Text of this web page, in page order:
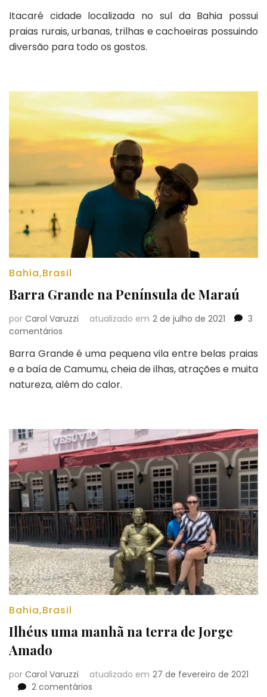
praias,
trilhas
e
Itacaré cidade localizada no sul da Bahia possui
praias rurais, urbanas, trilhas e cachoeiras possuindo
diversão para todo os gostos.
Bahia,Brasil
Barra Grande na Península de Maraú
por Carol Varuzzi atualizado em 2 de julho de 2021
3
comentários
Grande
na
Península
Barra Grande é uma pequena vila entre belas praias
e a baía de Camumu, cheia de ilhas, atrações e muita
natureza, além do calor.
Bahia,Brasil
Ilhéus uma manhã na terra de Jorge
Amado
por Carol Varuzzi atualizado em 27 de fevereiro de 2021
2 comentários